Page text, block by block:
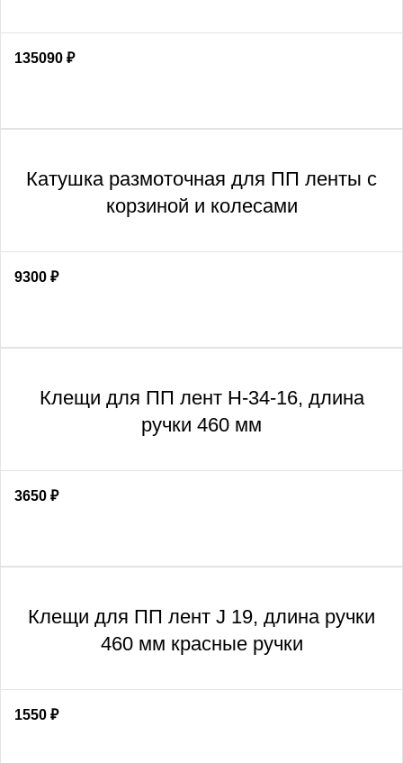
135090 ₽
Катушка размоточная для ПП ленты с
корзиной и колесами
9300 ₽
Клещи для ПП лент H-34-16, длина
ручки 460 мм
3650 ₽
Клещи для ПП лент J 19, длина ручки
460 мм красные ручки
1550 ₽